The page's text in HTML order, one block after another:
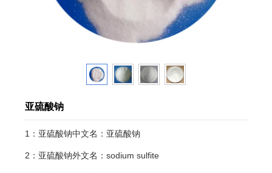
亚硫酸钠
1：亚硫酸钠中文名：亚硫酸钠
2：亚硫酸钠外文名：sodium sulfite